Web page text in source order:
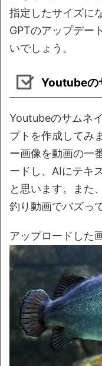
指定したサイズに
GPTのアップデー
いでしょう。
Youtubeの
Youtubeのサムネ
プトを作成してみ
ー画像を動画の一
ードし、AIにテキ
と思います。また
釣り動画でバズっ
アップロードした